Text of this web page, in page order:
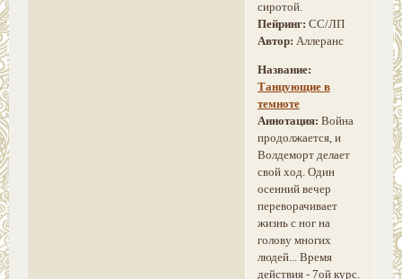
сиротой.
Пейринг: СС/ЛП
Автор: Аллеранс
Название:
Танцующие в
темноте
Аннотация: Война
продолжается, и
Волдеморт делает
свой ход. Один
осенний вечер
переворачивает
жизнь с ног на
голову многих
людей... Время
действия - 7ой курс.